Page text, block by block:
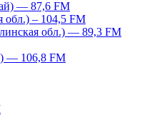
— 87,6 FM
обл.) – 104,5 FM
обл.) — 89,3 FM
— 106,8 FM